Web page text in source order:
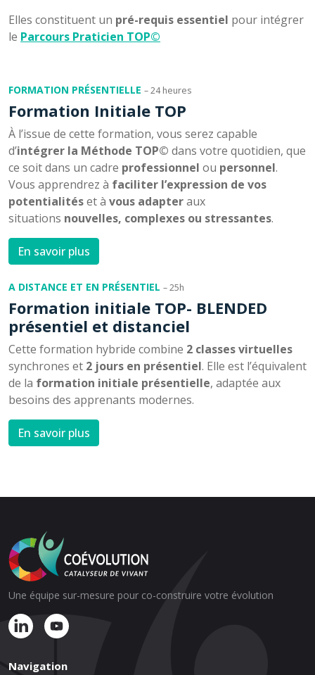
Elles constituent un pré-requis essentiel pour intégrer
le Parcours Praticien TOP©
FORMATION PRÉSENTIELLE – 24 heures
Formation Initiale TOP
À l’issue de cette formation, vous serez capable
d’intégrer la Méthode TOP© dans votre quotidien, que
ce soit dans un cadre professionnel ou personnel.
Vous apprendrez à faciliter l’expression de vos
potentialitéset à vous adapteraux
situations nouvelles, complexes ou stressantes.
En savoir plus
A DISTANCE ET EN PRÉSENTIEL – 25h
Formation initiale TOP- BLENDED
présentiel et distanciel
Cette formation hybride combine 2 classes virtuelles
synchrones et 2 jours en présentiel. Elle est l’équivalent
de la formation initiale présentielle, adaptée aux
besoins des apprenants modernes.
En savoir plus
Une équipe sur-mesure pour co-construire votre évolution
Navigation